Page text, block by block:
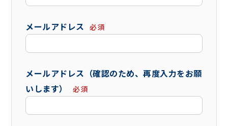
メールアドレス 必須
メールアドレス（確認のため、再度入力をお願
いします）
必須